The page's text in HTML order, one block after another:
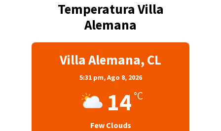
Temperatura Villa
Alemana
Villa Alemana, CL
5:31 pm,Ago 8, 2026
14 °C
Few Clouds